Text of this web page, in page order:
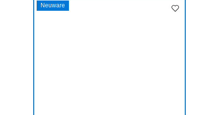
Neuware